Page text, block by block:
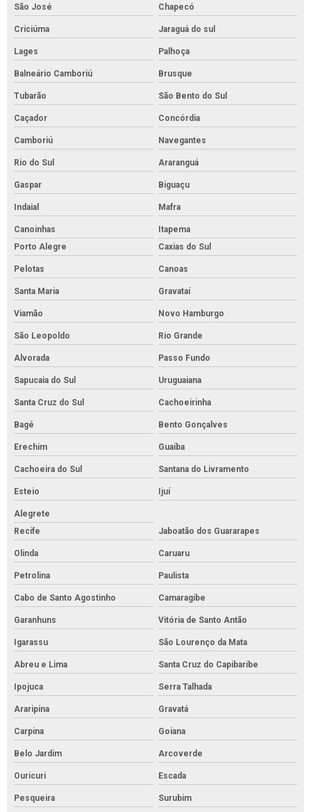
São José Chapecó
Criciúma Jaraguá do sul
Lages Palhoça
Balneário Camboriú Brusque
Tubarão São Bento do Sul
Caçador Concórdia
Camboriú Navegantes
Rio do Sul Araranguá
Gaspar Biguaçu
Indaial Mafra
Canoinhas
Itapema
Porto Alegre
Caxias do Sul
Pelotas Canoas
Santa Maria Gravataí
Viamão Novo Hamburgo
São Leopoldo Rio Grande
Alvorada Passo Fundo
Sapucaia do Sul Uruguaiana
Santa Cruz do Sul Cachoeirinha
Bagé Bento Gonçalves
Erechim Guaíba
Cachoeira do Sul Santana do Livramento
Esteio Ijuí
Alegrete
Recife
Jaboatão dos Guararapes
Olinda Caruaru
Petrolina Paulista
Cabo de Santo Agostinho Camaragibe
Garanhuns Vitória de Santo Antão
Igarassu São Lourenço da Mata
Abreu e Lima Santa Cruz do Capibaribe
Ipojuca Serra Talhada
Araripina Gravatá
Carpina Goiana
Belo Jardim Arcoverde
Ouricuri Escada
Pesqueira Surubim